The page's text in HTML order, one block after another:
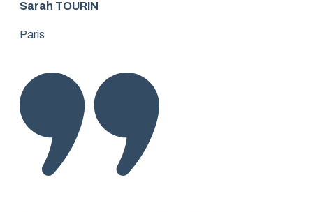
Sarah TOURIN
Paris